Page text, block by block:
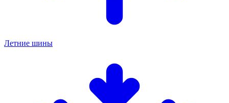
Летние шины